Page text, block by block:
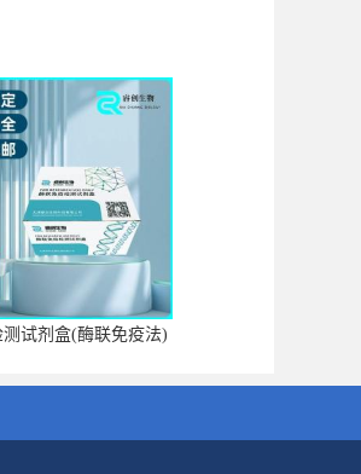
试剂盒(酶联免疫法)